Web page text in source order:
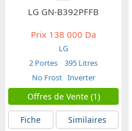
LG GN-B392PFFB
Prix 138 000 Da
LG
2 Portes
395 Litres
No Frost Inverter
Offres de Vente (1)
Fiche
Similaires